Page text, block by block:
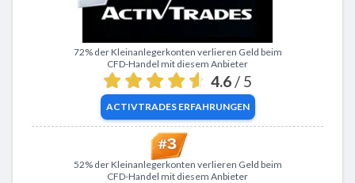
Zu ActivTrades
72% der Kleinanlegerkonten verlieren Geld beim
CFD-Handel mit diesem Anbieter
4.6 / 5
ACTIVTRADESERFAHRUNGEN
Zu eToro
52% der Kleinanlegerkonten verlieren Geld beim
CFD-Handel mit diesem Anbieter